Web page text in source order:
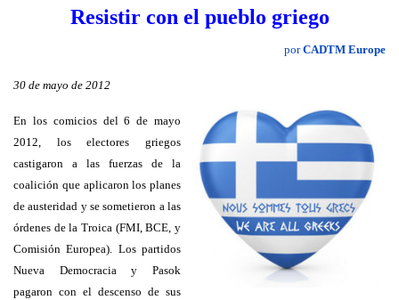
Resistir con el pueblo griego
porCADTM Europe
30 de mayo de 2012
En los comicios del 6 de mayo
2012, los electores griegos
castigaron a las fuerzas de la
coalición que aplicaron los planes
de austeridad y se sometieron a las
órdenes de la Troica (FMI, BCE, y
Comisión Europea). Los partidos
Nueva Democracia y Pasok
pagaron con el descenso de sus